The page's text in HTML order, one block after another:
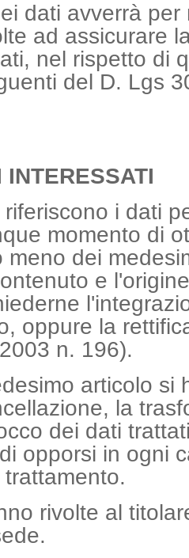
dati avverrà
ad assicurare
nel rispetto di
del D. Lgs
INTERESSATI
i dati
momento di
meno dei
e
oppure la
n. 196).
articolo si
la
dei dati
opporsi in ogni
rivolte al